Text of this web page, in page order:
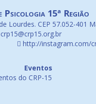
15ª Região
Lourdes. CEP 57.052-401
http://instagram.com/
Eventos
do CRP-15